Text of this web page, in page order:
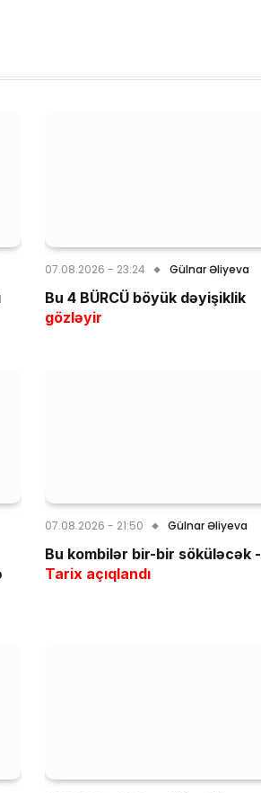
07.08.2026 - 23:24 Gülnar Əliyeva
Bu 4 BÜRCÜ böyük dəyişiklik
gözləyir
07.08.2026 - 21:50 Gülnar Əliyeva
Bu kombilər bir-bir söküləcək -
Tarix açıqlandı